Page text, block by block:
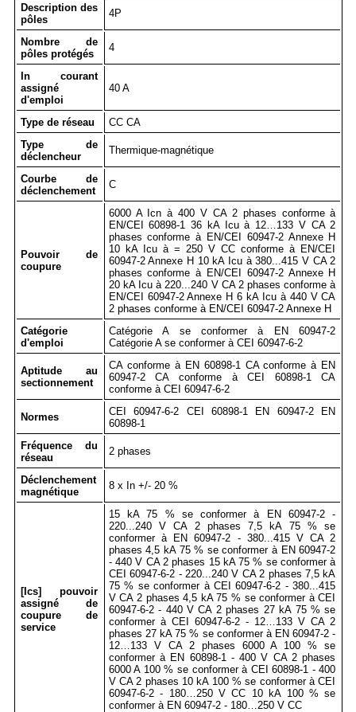
Description des
pôles
4P
Nombre de
pôles protégés
4
In courant
assigné
d'emploi
40 A
Type de réseau
CC CA
Type de
déclencheur
Thermique-magnétique
Courbe de
déclenchement
C
Pouvoir de
coupure
6000 A Icn à 400 V CA 2 phases conforme à
EN/CEI 60898-1 36 kA Icu à 12…133 V CA 2
phases conforme à EN/CEI 60947-2 Annexe H
10 kA Icu à = 250 V CC conforme à EN/CEI
60947-2 Annexe H 10 kA Icu à 380...415 V CA 2
phases conforme à EN/CEI 60947-2 Annexe H
20 kA Icu à 220...240 V CA 2 phases conforme à
EN/CEI 60947-2 Annexe H 6 kA Icu à 440 V CA
2 phases conforme à EN/CEI 60947-2 Annexe H
Catégorie
d'emploi
Catégorie A se conformer à EN 60947-2
Catégorie A se conformer à CEI 60947-6-2
Aptitude au
sectionnement
CA conforme à EN 60898-1 CA conforme à EN
60947-2 CA conforme à CEI 60898-1 CA
conforme à CEI 60947-6-2
Normes
CEI 60947-6-2 CEI 60898-1 EN 60947-2 EN
60898-1
Fréquence du
réseau
2 phases
Déclenchement
magnétique
8 x In +/- 20 %
[Ics] pouvoir
assigné de
coupure de
service
15 kA 75 % se conformer à EN 60947-2 -
220...240 V CA 2 phases 7,5 kA 75 % se
conformer à EN 60947-2 - 380...415 V CA 2
phases 4,5 kA 75 % se conformer à EN 60947-2
- 440 V CA 2 phases 15 kA 75 % se conformer à
CEI 60947-6-2 - 220...240 V CA 2 phases 7,5 kA
75 % se conformer à CEI 60947-6-2 - 380...415
V CA 2 phases 4,5 kA 75 % se conformer à CEI
60947-6-2 - 440 V CA 2 phases 27 kA 75 % se
conformer à CEI 60947-6-2 - 12…133 V CA 2
phases 27 kA 75 % se conformer à EN 60947-2 -
12…133 V CA 2 phases 6000 A 100 % se
conformer à EN 60898-1 - 400 V CA 2 phases
6000 A 100 % se conformer à CEI 60898-1 - 400
V CA 2 phases 10 kA 100 % se conformer à CEI
60947-6-2 - 180…250 V CC 10 kA 100 % se
conformer à EN 60947-2 - 180…250 V CC